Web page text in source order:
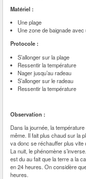
Matériel :
Une plage
Une zone de baignade avec
Protocole :
S’allonger sur la plage
Ressentir la température
Nager jusqu’au radeau
S’allonger sur le radeau
Ressentir la température
Observation :
Dans la journée, la
même. Il fait plus chaud sur la
va donc se réchauffer plus vite
La nuit, le phénomène
est du au fait que la terre a la
en 24 heures. On considère
heures.